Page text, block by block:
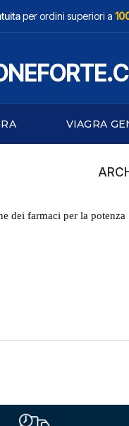
per ordini superiori a
VIAGRA